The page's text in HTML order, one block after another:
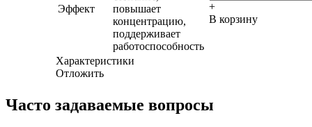
Эффект
повышает
концентрацию,
поддерживает
работоспособность
Характеристики
Отложить
+
В корзину
Часто задаваемые вопросы